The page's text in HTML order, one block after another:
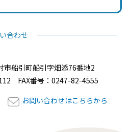
合わせ
市船引町船引字畑添76番地2
FAX番号：0247-82-4555
お問い合わせはこちらから